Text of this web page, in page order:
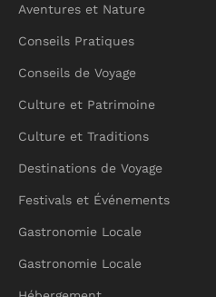
Aventures et Nature
Conseils Pratiques
Conseils de Voyage
Culture et Patrimoine
Culture et Traditions
Destinations de Voyage
Festivals et Événements
Gastronomie Locale
Gastronomie Locale